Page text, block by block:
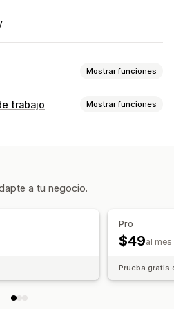
Mostrar funciones
trabajo Mostrar funciones
a tu negocio.
Pro
$49al mes
Prueba gratis